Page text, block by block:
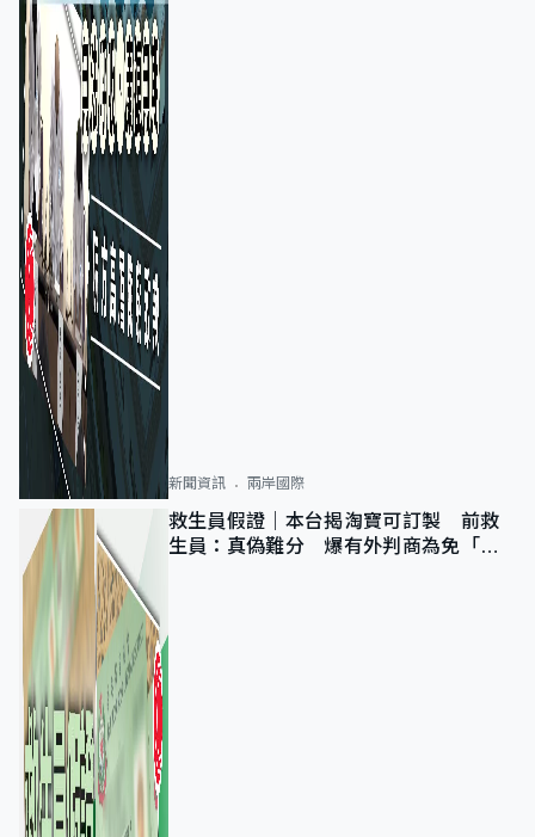
新聞資訊 兩岸國際
救生員假證｜本台揭淘寶可訂製 前救
生員：真偽難分 爆有外判商為免「封